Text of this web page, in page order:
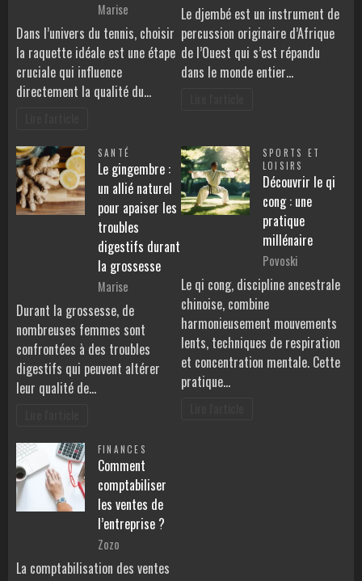
Marise
Dans l’univers du tennis, choisir
la raquette idéale est une étape
cruciale qui influence
directement la qualité du…
Le djembé est un instrument de
percussion originaire d’Afrique
de l’Ouest qui s’est répandu
dans le monde entier…
SANTÉ
Le gingembre :
un allié naturel
pour apaiser les
troubles
digestifs durant
la grossesse
Marise
Durant la grossesse, de
nombreuses femmes sont
confrontées à des troubles
digestifs qui peuvent altérer
leur qualité de…
SPORTS ET
LOISIRS
Découvrir le qi
cong : une
pratique
millénaire
Povoski
Le qi cong, discipline ancestrale
chinoise, combine
harmonieusement mouvements
lents, techniques de respiration
et concentration mentale. Cette
pratique…
FINANCES
Comment
comptabiliser
les ventes de
l’entreprise ?
Zozo
La comptabilisation des ventes